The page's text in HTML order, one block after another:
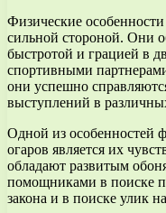
Физические
сильной стороной. Они
быстротой и грацией в
спортивными
они успешно
выступлений в
Одной из особенностей
огаров является их
обладают развитым
помощниками в поиске
закона и в поиске улик